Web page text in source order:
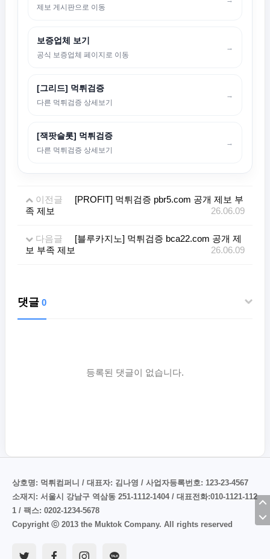
제보 게시판으로 이동
보증업체 보기
공식 보증업체 페이지로 이동
→
[그리드] 먹튀검증
다른 먹튀검증 상세보기
→
[잭팟슬롯] 먹튀검증
다른 먹튀검증 상세보기
→
이전글
[PROFIT] 먹튀검증 pbr5.com 공개 제보 부
족 제보
26.06.09
다음글
[블루카지노] 먹튀검증 bca22.com 공개 제
보 부족 제보
26.06.09
댓글 0
등록된 댓글이 없습니다.
상호명: 먹튀컴퍼니 / 대표자: 김나영 / 사업자등록번호: 123-23-4567
소재지: 서울시 강남구 역삼동 251-1112-1404 / 대표전화:010-1121-112
1 / 팩스: 0202-1234-5678
Copyright ⓒ 2013 the Muktok Company. All rights reserved